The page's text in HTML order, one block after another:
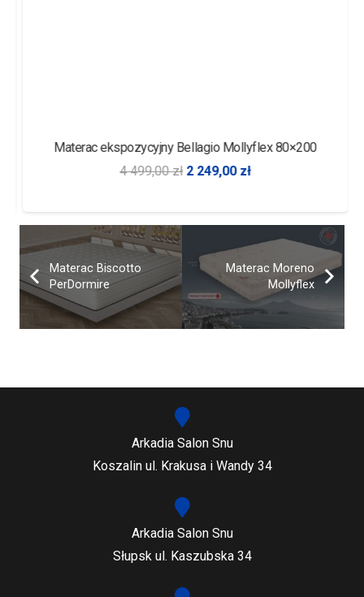
Materac ekspozycyjny Bellagio Mollyflex 80×200
4 499,00zł 2 249,00zł
Materac Biscotto
PerDormire
Materac Moreno
Mollyflex
Arkadia Salon Snu
Koszalin ul. Krakusa i Wandy 34
Arkadia Salon Snu
Słupsk ul. Kaszubska 34